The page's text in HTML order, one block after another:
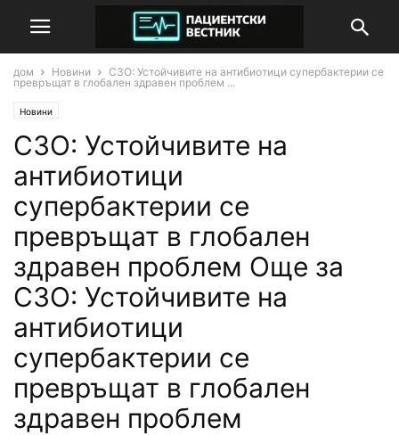
дом Новини
СЗО: Устойчивите на антибиотици супербактерии се
превръщат в глобален здравен проблем ...
Новини
СЗО: Устойчивите на
антибиотици
супербактерии се
превръщат в глобален
здравен проблем Още за
СЗО: Устойчивите на
антибиотици
супербактерии се
превръщат в глобален
здравен проблем